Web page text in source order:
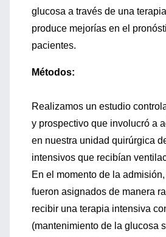
glucosa a través de una
produce mejorías en el
pacientes.
Métodos:
Realizamos un estudio
y prospectivo que involucró a
en nuestra unidad quirúrgica
intensivos que recibían
En el momento de la
fueron asignados de manera
recibir una terapia intensiva
(mantenimiento de la glucosa